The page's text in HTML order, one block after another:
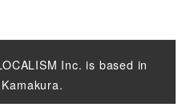
Inc. is based in